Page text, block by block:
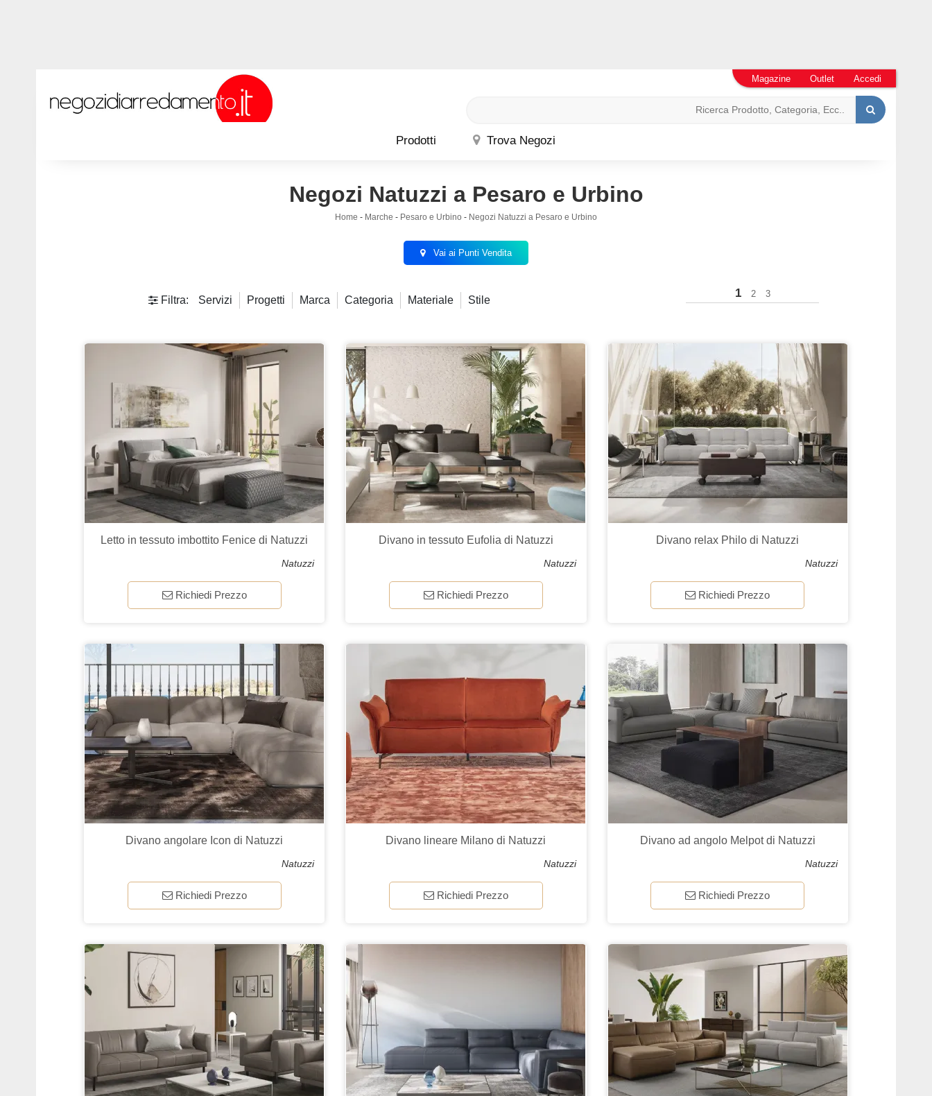
Prodotti Trova Negozi
Magazine Outlet Accedi
Negozi Natuzzi a Pesaro e Urbino
Home - Marche - Pesaro e Urbino - Negozi Natuzzi a Pesaro e Urbino
Vai ai Punti Vendita
Filtra: Servizi Progetti Marca Categoria Materiale Stile
1 2 3
Letto in tessuto imbottito Fenice di Natuzzi
Natuzzi
Richiedi Prezzo
Divano in tessuto Eufolia di Natuzzi
Natuzzi
Richiedi Prezzo
Divano relax Philo di Natuzzi
Natuzzi
Richiedi Prezzo
Divano angolare Icon di Natuzzi
Natuzzi
Richiedi Prezzo
Divano lineare Milano di Natuzzi
Natuzzi
Richiedi Prezzo
Divano ad angolo Melpot di Natuzzi
Natuzzi
Richiedi Prezzo